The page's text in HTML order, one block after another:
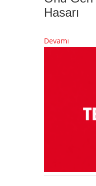
Hasarı
Devamı